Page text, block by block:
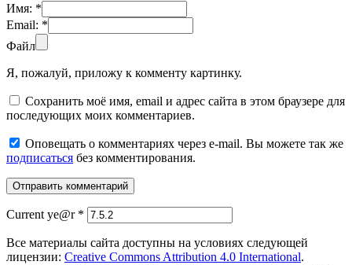
Имя: *
Email: *
Файл
Я, пожалуй, приложу к комменту картинку.
Сохранить моё имя, email и адрес сайта в этом браузере для
последующих моих комментариев.
Оповещать о комментариях через e-mail. Вы можете так же
подписаться без комментирования.
Current ye@r *
Все материалы сайта доступны на условиях следующей
лицензии: Creative Commons Attribution 4.0 International.